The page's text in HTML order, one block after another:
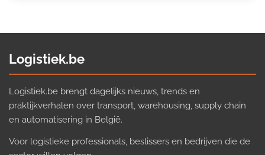
Logistiek.be
Logistiek.be brengt dagelijks nieuws, trends en
praktijkverhalen over transport, warehousing, supply chain
en automatisering in België.
Voor logistieke professionals, beslissers en bedrijven die de